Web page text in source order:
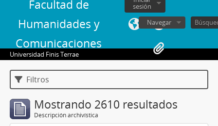
Facultad de
Humanidades y
Comunicaciones
sesión
Navegar
Universidad Finis Terrae
Filtros
Mostrando 2610 resultados
Descripción archivística